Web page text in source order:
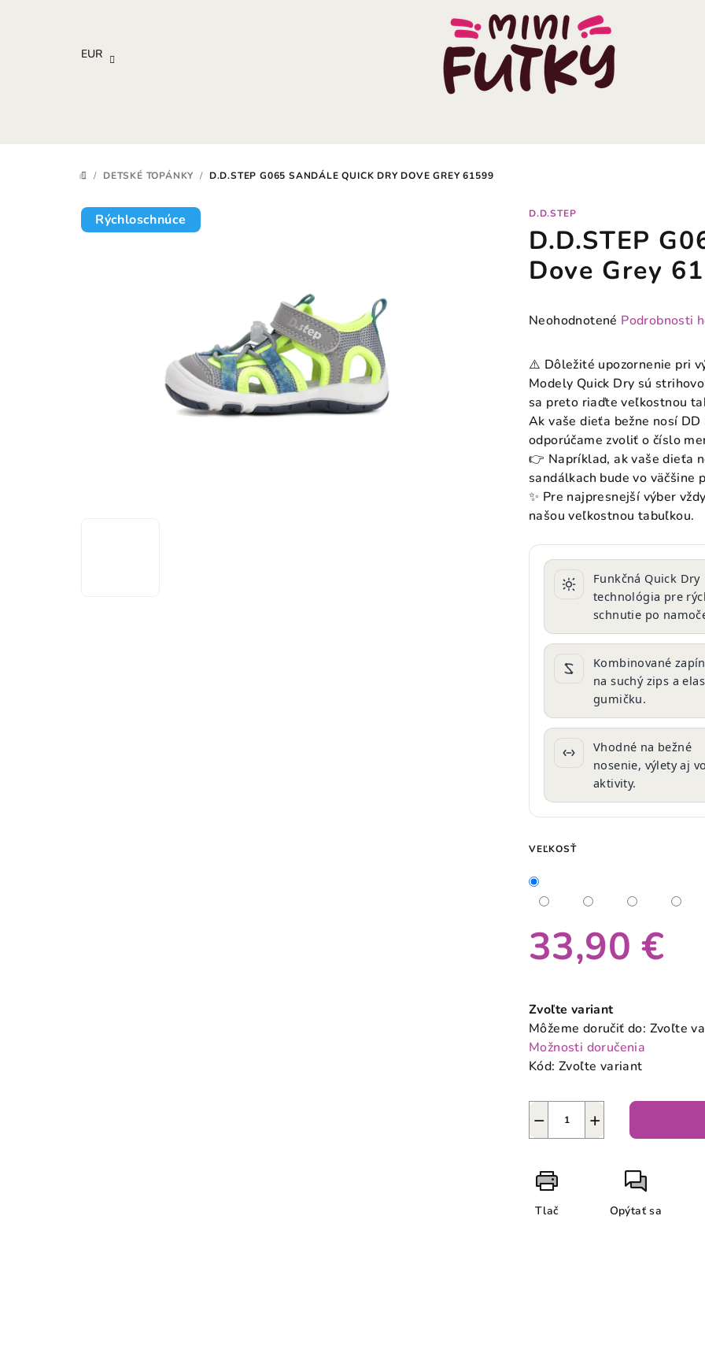
EUR
DOMOV
/ DETSKÉ TOPÁNKY / D.D.STEP G065 SANDÁLE QUICK DRY DOVE GREY 61599
D.D.STEP
D.D.STEP
Dove Grey
Priemerné
produktu
je
z
hviezdičiek.
Neohodnotené Podrobnosti
⚠️ Dôležité upozornenie pri
Modely Quick Dry sú
sa preto riaďte veľkostnou
Ak vaše dieťa bežne nosí
odporúčame zvoliť o číslo
👉 Napríklad, ak vaše dieťa
sandálkach bude vo väčšine
✨ Pre najpresnejší výber
našou veľkostnou tabuľkou.
Funkčná Quick Dry
technológia pre
schnutie po
Kombinované
na suchý zips a
gumičku.
Vhodné na bežné
nosenie, výlety aj
aktivity.
VEĽKOSŤ
33,90 €
cena:
Zvoľte variant
Môžeme doručiť do: Zvoľte
Možnosti doručenia
Kód: Zvoľte variant
+
−
Tlač Opýtať sa
Rýchloschnúce